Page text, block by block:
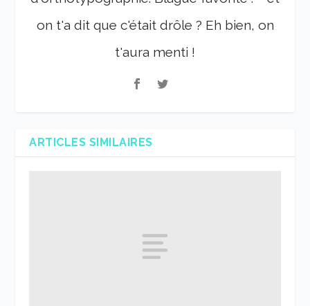
on t'a dit que c'était drôle ? Eh bien, on
t'aura menti !
ARTICLES SIMILAIRES